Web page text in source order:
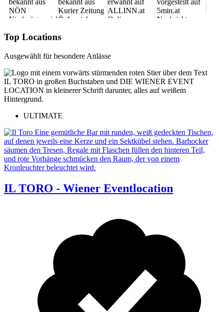
Top Locations
Ausgewählt für besondere Anlässe
ULTIMATE
IL TORO - Wiener Eventlocation